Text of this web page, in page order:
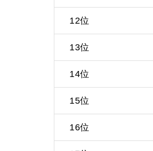
12位
13位
14位
15位
16位